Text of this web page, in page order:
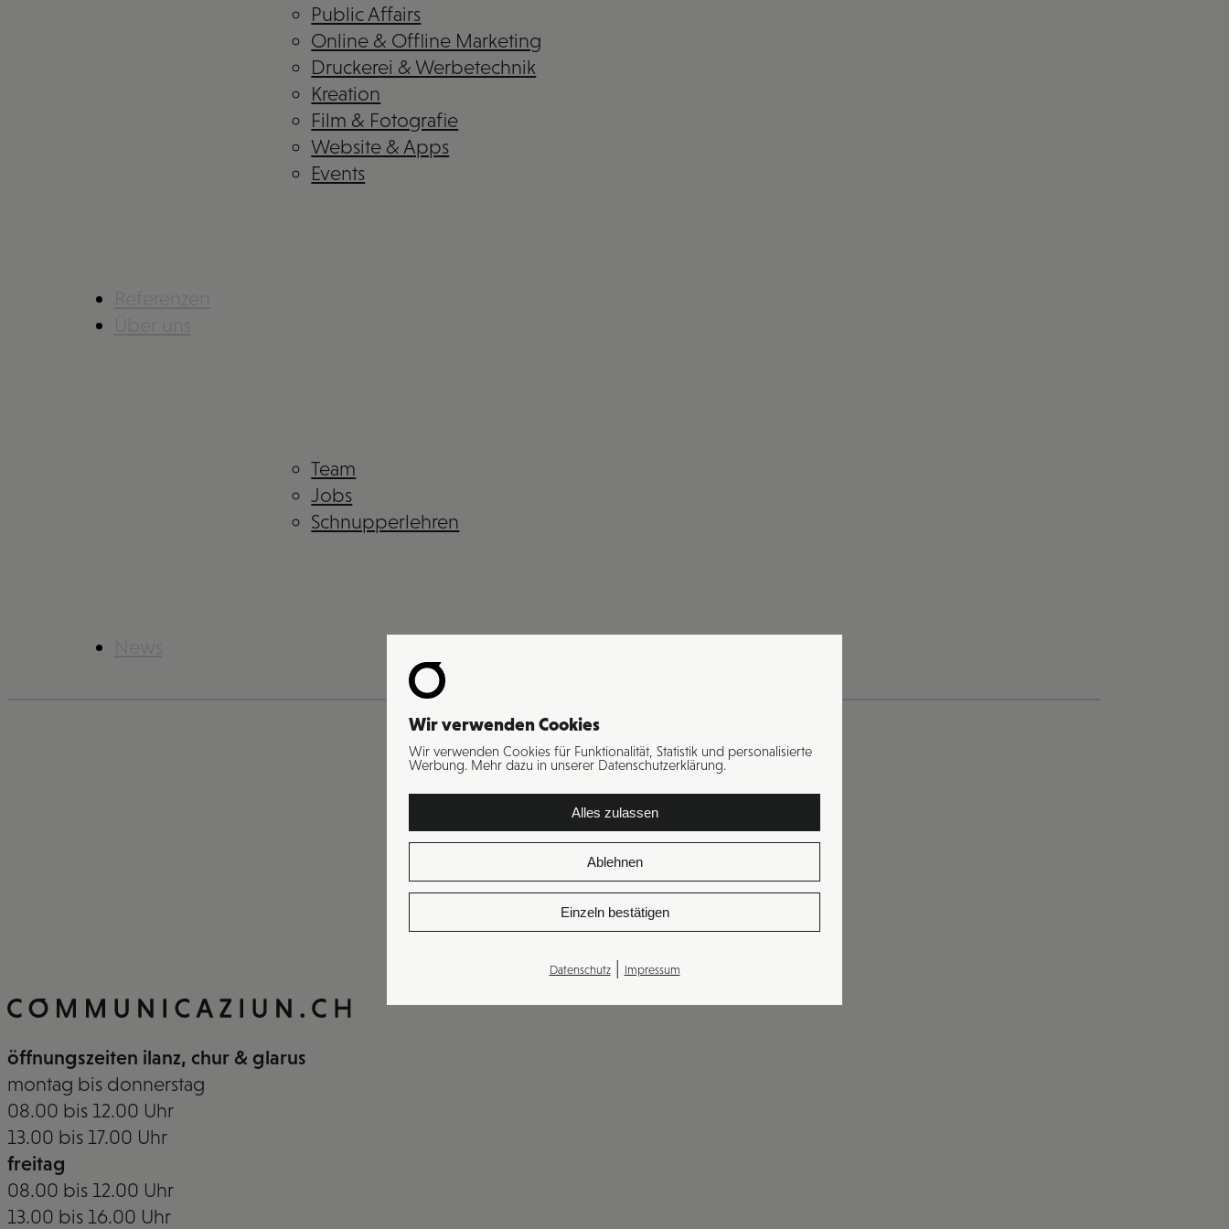
Public Affairs
Online & Offline Marketing
Druckerei & Werbetechnik
Kreation
Film & Fotografie
Website & Apps
Events
Team
Jobs
Schnupperlehren
öffnungszeiten ilanz, chur & glarus
montag bis donnerstag
08.00 bis 12.00 Uhr
13.00 bis 17.00 Uhr
freitag
08.00 bis 12.00 Uhr
13.00 bis 16.00 Uhr
Wir verwenden Cookies
Wir verwenden Cookies für Funktionalität, Statistik und personalisierte
Werbung. Mehr dazu in unserer Datenschutzerklärung.
Alles zulassen
Ablehnen
Einzeln bestätigen
Datenschutz| Impressum